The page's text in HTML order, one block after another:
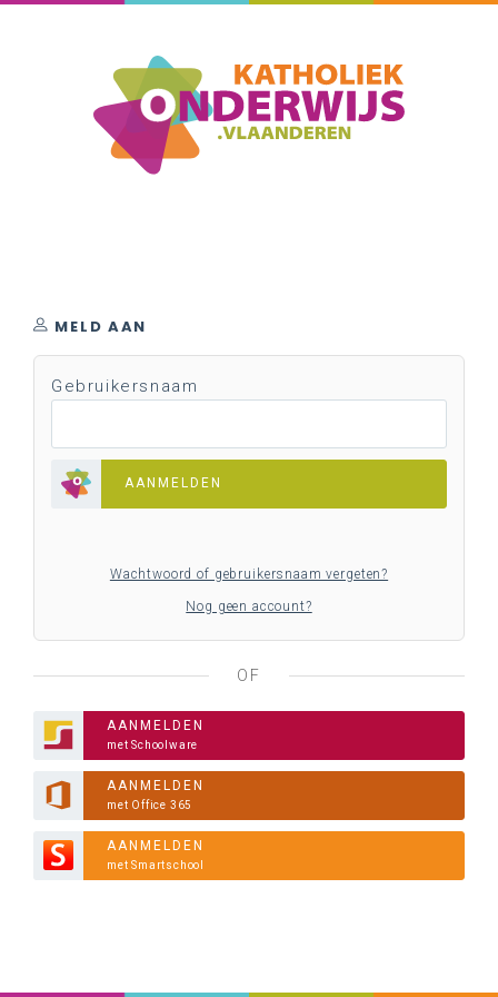
MELD AAN
Gebruikersnaam
AANMELDEN
Wachtwoord of gebruikersnaam vergeten?
Nog geen account?
OF
AANMELDEN
met Schoolware
AANMELDEN
met Office 365
AANMELDEN
met Smartschool